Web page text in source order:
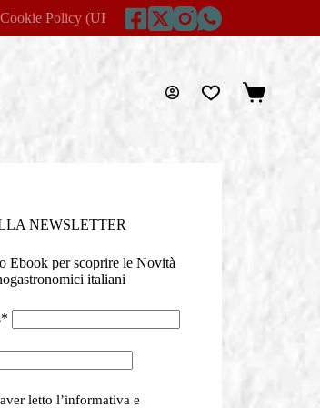
Cookie Policy (UK) Disclaimer
Carrello
NEWSLETTER
Ebook per scoprire le Novità
italiani
letto l’informativa e